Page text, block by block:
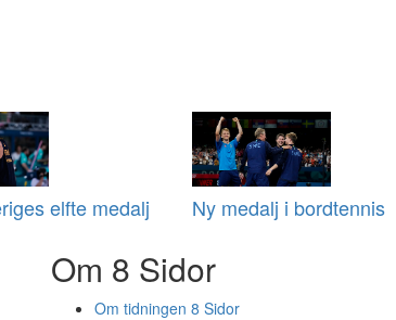
elfte medalj Ny medalj i bordtennis
Om 8 Sidor
Om tidningen 8 Sidor